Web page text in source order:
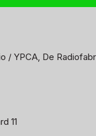
/ YPCA, De
11